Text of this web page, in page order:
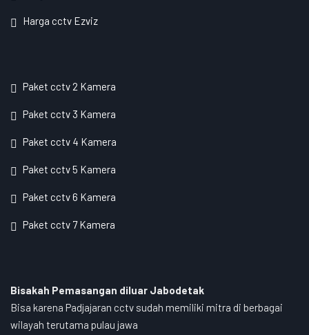
Harga cctv Ezviz
Paket cctv 2 Kamera
Paket cctv 3 Kamera
Paket cctv 4 Kamera
Paket cctv 5 Kamera
Paket cctv 6 Kamera
Paket cctv 7 Kamera
Bisakah Pemasangan diluar Jabodetak
Bisa karena Padjajaran cctv sudah memiliki mitra di berbagai
wilayah terutama pulau jawa